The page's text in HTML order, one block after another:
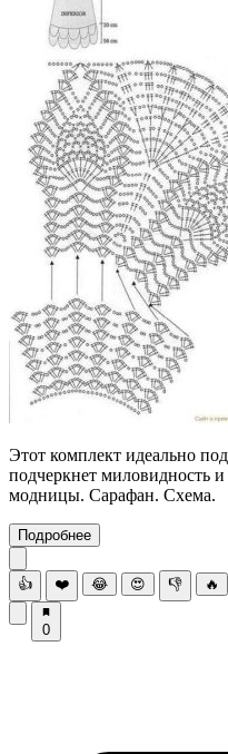
Этот комплект идеально
подчеркнет миловидность
модницы. Сарафан. Схема.
Подробнее
👍 ❤️ 😂 😍 👎 🔥
0